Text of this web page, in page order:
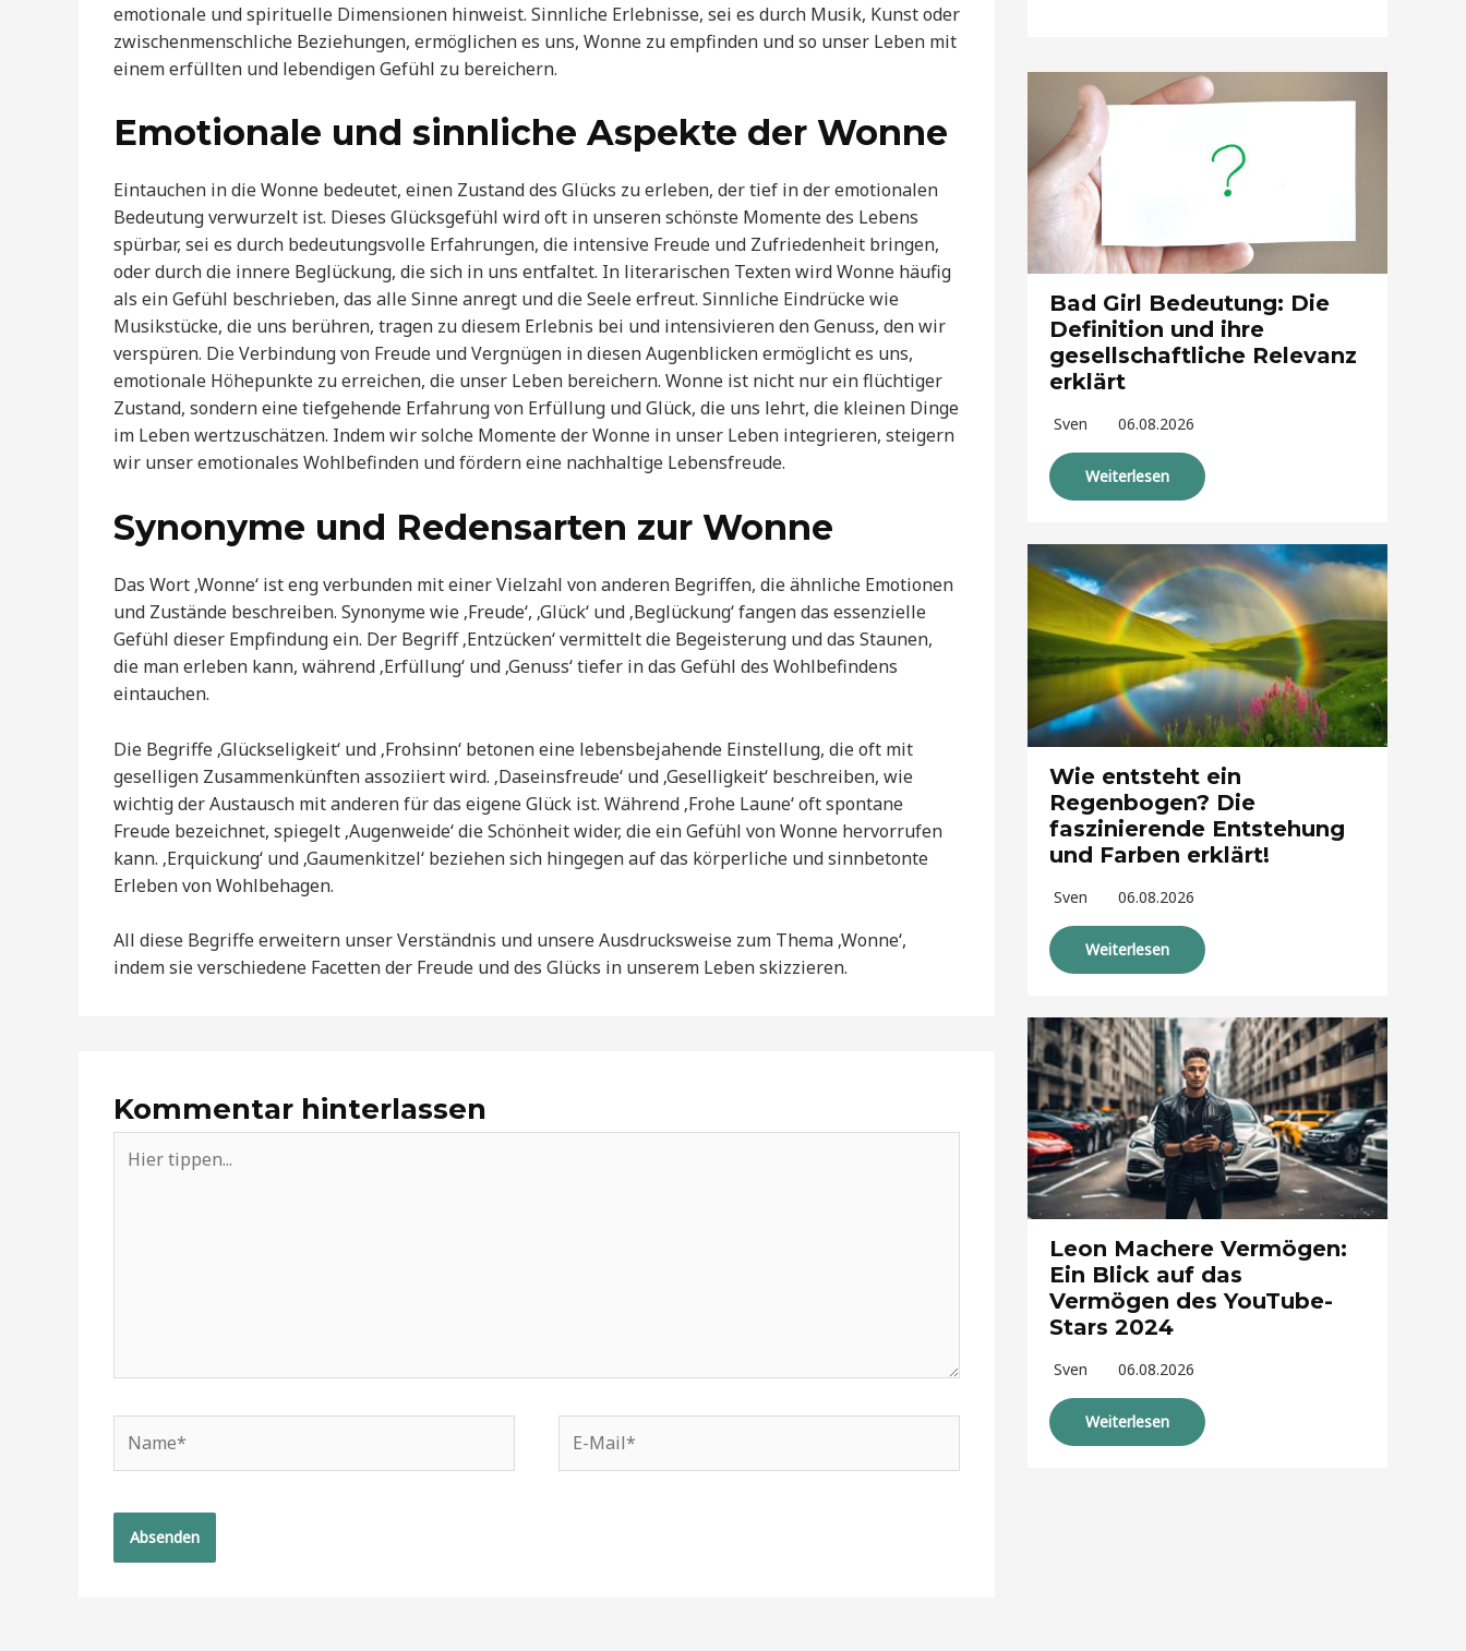
emotionale und spirituelle Dimensionen hinweist. Sinnliche Erlebnisse, sei es durch Musik, Kunst oder
zwischenmenschliche Beziehungen, ermöglichen es uns, Wonne zu empfinden und so unser Leben mit
einem erfüllten und lebendigen Gefühl zu bereichern.
Emotionale und sinnliche Aspekte der Wonne
Eintauchen in die Wonne bedeutet, einen Zustand des Glücks zu erleben, der tief in der emotionalen
Bedeutung verwurzelt ist. Dieses Glücksgefühl wird oft in unseren schönste Momente des Lebens
spürbar, sei es durch bedeutungsvolle Erfahrungen, die intensive Freude und Zufriedenheit bringen,
oder durch die innere Beglückung, die sich in uns entfaltet. In literarischen Texten wird Wonne häufig
als ein Gefühl beschrieben, das alle Sinne anregt und die Seele erfreut. Sinnliche Eindrücke wie
Musikstücke, die uns berühren, tragen zu diesem Erlebnis bei und intensivieren den Genuss, den wir
verspüren. Die Verbindung von Freude und Vergnügen in diesen Augenblicken ermöglicht es uns,
emotionale Höhepunkte zu erreichen, die unser Leben bereichern. Wonne ist nicht nur ein flüchtiger
Zustand, sondern eine tiefgehende Erfahrung von Erfüllung und Glück, die uns lehrt, die kleinen Dinge
im Leben wertzuschätzen. Indem wir solche Momente der Wonne in unser Leben integrieren, steigern
wir unser emotionales Wohlbefinden und fördern eine nachhaltige Lebensfreude.
Synonyme und Redensarten zur Wonne
Das Wort ‚Wonne‘ ist eng verbunden mit einer Vielzahl von anderen Begriffen, die ähnliche Emotionen
und Zustände beschreiben. Synonyme wie ‚Freude‘, ‚Glück‘ und ‚Beglückung‘ fangen das essenzielle
Gefühl dieser Empfindung ein. Der Begriff ‚Entzücken‘ vermittelt die Begeisterung und das Staunen,
die man erleben kann, während ‚Erfüllung‘ und ‚Genuss‘ tiefer in das Gefühl des Wohlbefindens
eintauchen.
Die Begriffe ‚Glückseligkeit‘ und ‚Frohsinn‘ betonen eine lebensbejahende Einstellung, die oft mit
geselligen Zusammenkünften assoziiert wird. ‚Daseinsfreude‘ und ‚Geselligkeit‘ beschreiben, wie
wichtig der Austausch mit anderen für das eigene Glück ist. Während ‚Frohe Laune‘ oft spontane
Freude bezeichnet, spiegelt ‚Augenweide‘ die Schönheit wider, die ein Gefühl von Wonne hervorrufen
kann. ‚Erquickung‘ und ‚Gaumenkitzel‘ beziehen sich hingegen auf das körperliche und sinnbetonte
Erleben von Wohlbehagen.
All diese Begriffe erweitern unser Verständnis und unsere Ausdrucksweise zum Thema ‚Wonne‘,
indem sie verschiedene Facetten der Freude und des Glücks in unserem Leben skizzieren.
Kommentar hinterlassen
tippen...
Mail*
Bad Girl Bedeutung: Die
Definition und ihre
gesellschaftliche Relevanz
erklärt
Sven 06.08.2026
Weiterlesen
Wie entsteht ein
Regenbogen? Die
faszinierende Entstehung
und Farben erklärt!
Sven 06.08.2026
Weiterlesen
Leon Machere Vermögen:
Ein Blick auf das
Vermögen des YouTube-
Stars 2024
Sven 06.08.2026
Weiterlesen